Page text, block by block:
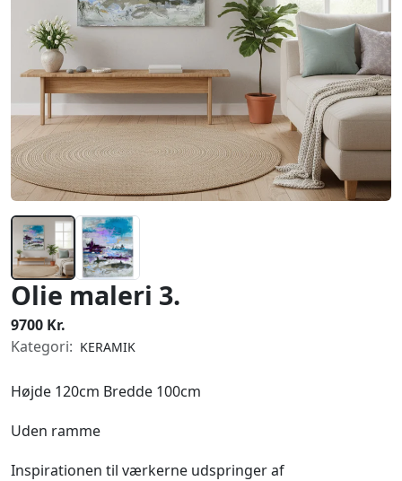
Olie maleri 3.
9700 Kr.
Kategori: KERAMIK
Højde 120cm Bredde 100cm
Uden ramme
Inspirationen til værkerne udspringer af